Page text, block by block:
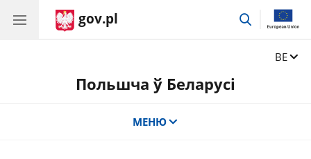
gov.pl
Перайсці
Zmień
BE
Польшча ў Беларусі
МЕНЮ